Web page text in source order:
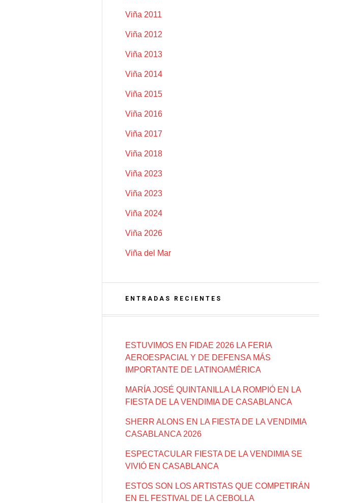
Viña 2011
Viña 2012
Viña 2013
Viña 2014
Viña 2015
Viña 2016
Viña 2017
Viña 2018
Viña 2023
Viña 2023
Viña 2024
Viña 2026
Viña del Mar
ENTRADAS RECIENTES
ESTUVIMOS EN FIDAE 2026 LA FERIA
AEROESPACIAL Y DE DEFENSA MÁS
IMPORTANTE DE LATINOAMÉRICA
MARÍA JOSÉ QUINTANILLA LA ROMPIÓ EN LA
FIESTA DE LA VENDIMIA DE CASABLANCA
SHERR ALONS EN LA FIESTA DE LA VENDIMIA
CASABLANCA 2026
ESPECTACULAR FIESTA DE LA VENDIMIA SE
VIVIÓ EN CASABLANCA
ESTOS SON LOS ARTISTAS QUE COMPETIRÁN
EN EL FESTIVAL DE LA CEBOLLA